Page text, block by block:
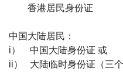
香港居民身份证
中国大陆居民：
i） 中国大陆身份证 或
ii） 大陆临时身份证（三个